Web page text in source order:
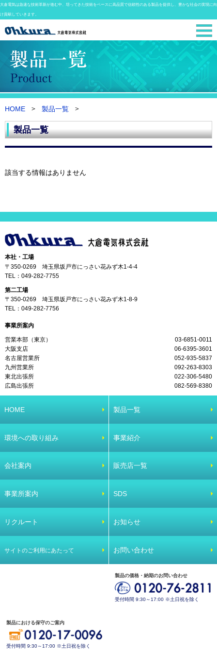
大倉電気は急速な技術革新が進む中、培ってきた技術をベースに高品質で信頼性のある製品を提供し、豊かな社会の実現に向
け貢献していきます。
HOME 製品一覧
製品一覧
該当する情報はありません
本社・工場
〒350-0269 埼玉県坂戸市にっさい花みず木1-4-4
TEL： 049-282-7755
第二工場
〒350-0269 埼玉県坂戸市にっさい花みず木1-8-9
TEL： 049-282-7756
事業所案内
営業本部（東京）
03-6851-0011
大阪支店
06-6395-3601
名古屋営業所
052-935-5837
九州営業所
092-263-8303
東北出張所
022-306-5480
広島出張所
082-569-8380
HOME 製品一覧
環境への取り組み 事業紹介
会社案内 販売店一覧
事業所案内 SDS
リクルート お知らせ
サイトのご利用にあたって お問い合わせ
製品の価格・納期のお問い合わせ
受付時間 9:30～17:00 ※土日祝を除く
製品における保守のご案内
受付時間 9:30～17:00 ※土日祝を除く